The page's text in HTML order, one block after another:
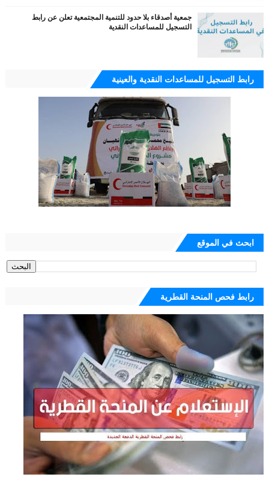
جمعية أصدقاء بلا حدود للتنمية المجتمعية تعلن عن رابط
التسجيل للمساعدات النقدية
رابط التسجيل للمساعدات النقدية والعينية
ابحث في الموقع
رابط فحص المنحة القطرية